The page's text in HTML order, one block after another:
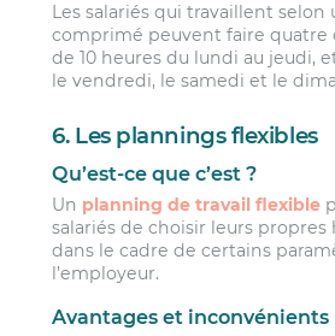
Les salariés qui travaillent
comprimé peuvent faire quatre
de 10 heures du lundi au jeudi,
le vendredi, le samedi et le
6. Les plannings flexibles
Qu’est-ce que c’est ?
Un planning de travail flexible
salariés de choisir leurs propres
dans le cadre de certains
l’employeur.
Avantages et inconvénients